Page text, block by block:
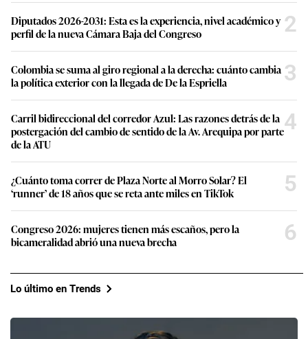
Diputados 2026-2031: Esta es la experiencia, nivel académico y
perfil de la nueva Cámara Baja del Congreso
2
Colombia se suma al giro regional a la derecha: cuánto cambia
la política exterior con la llegada de De la Espriella
3
Carril bidireccional del corredor Azul: Las razones detrás de la
postergación del cambio de sentido de la Av. Arequipa por parte
de la ATU
4
¿Cuánto toma correr de Plaza Norte al Morro Solar? El
‘runner’ de 18 años que se reta ante miles en TikTok
5
Congreso 2026: mujeres tienen más escaños, pero la
bicameralidad abrió una nueva brecha
6
Lo último en Trends